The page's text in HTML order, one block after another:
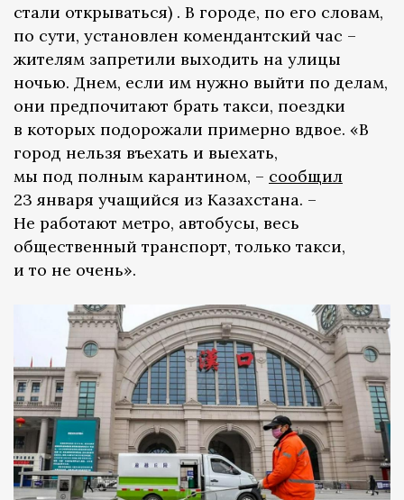
стали открываться) . В городе, по его словам,
по сути, установлен комендантский час –
жителям запретили выходить на улицы
ночью. Днем, если им нужно выйти по делам,
они предпочитают брать такси, поездки
в которых подорожали примерно вдвое. «В
город нельзя въехать и выехать,
мы под полным карантином, – сообщил
23 января учащийся из Казахстана. –
Не работают метро, автобусы, весь
общественный транспорт, только такси,
и то не очень».